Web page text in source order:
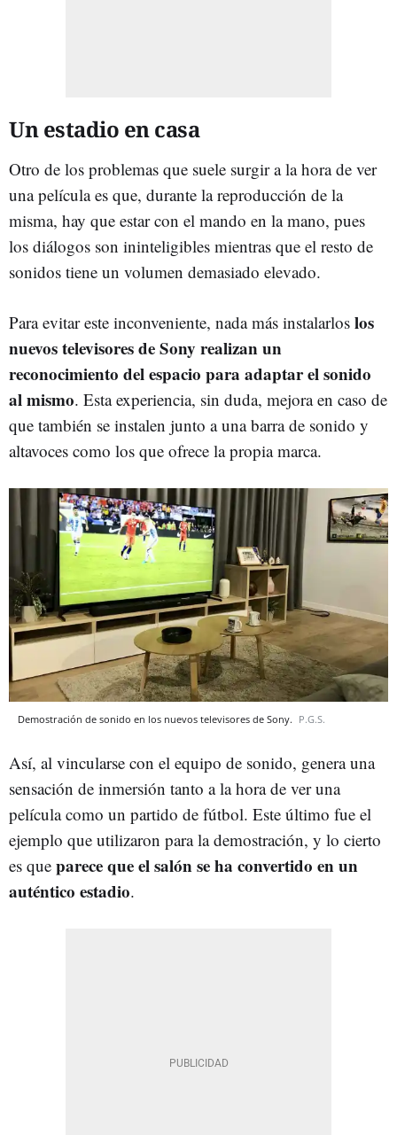
Un estadio en casa
Otro de los problemas que suele surgir a la hora de ver
una película es que, durante la reproducción de la
misma, hay que estar con el mando en la mano, pues
los diálogos son ininteligibles mientras que el resto de
sonidos tiene un volumen demasiado elevado.
Para evitar este inconveniente, nada más instalarlos los
nuevos televisores de Sony realizan un
reconocimiento del espacio para adaptar el sonido
al mismo. Esta experiencia, sin duda, mejora en caso de
que también se instalen junto a una barra de sonido y
altavoces como los que ofrece la propia marca.
Demostración de sonido en los nuevos televisores de Sony. P.G.S.
Así, al vincularse con el equipo de sonido, genera una
sensación de inmersión tanto a la hora de ver una
película como un partido de fútbol. Este último fue el
ejemplo que utilizaron para la demostración, y lo cierto
es que parece que el salón se ha convertido en un
auténtico estadio.